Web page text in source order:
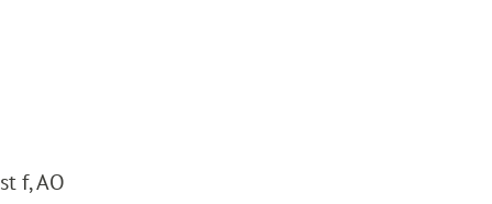
f, AO